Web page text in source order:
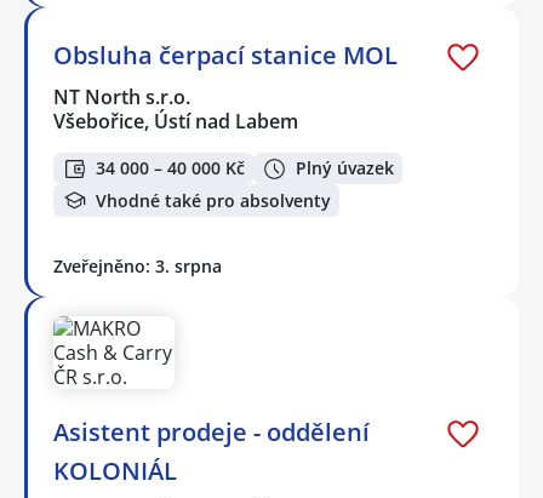
Obsluha čerpací stanice MOL
NT North s.r.o.
Všebořice, Ústí nad Labem
34 000 – 40 000 Kč
Plný úvazek
Vhodné také pro absolventy
Zveřejněno: 3. srpna
Asistent prodeje - oddělení
KOLONIÁL